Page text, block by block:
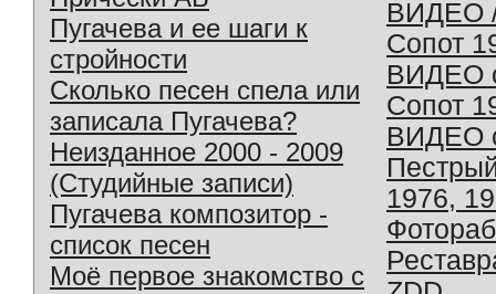
Пугачева и ее шаги к
стройности
Сколько песен спела или
записала Пугачева?
Неизданное 2000 - 2009
(Студийные записи)
Пугачева композитор -
список песен
Моё первое знакомство с
ВИДЕО
Сопот
ВИДЕО
Сопот
ВИДЕО
1976,